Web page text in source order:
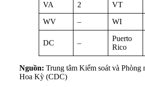
VA 2 VT
WV – WI
DC –
Puerto
Rico
Nguồn: Trung tâm Kiểm soát và Phòng
Hoa Kỳ (CDC)